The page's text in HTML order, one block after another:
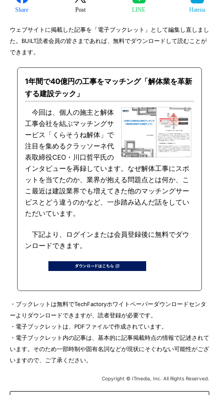
Share Post LINE Hatena
ウェブサイトに掲載した記事を「電子ブックレット」として編集し直しまし
た。BUILT読者会員の皆さまであれば、無料でダウンロードして読むことが
できます。
1年間で40億円の工事をマッチング「解体業を革新
する建設テック」
今回は、個人の施主と解体
工事会社を結ぶマッチングサ
ービス「くらそうね解体」で
注目を集めるクラッソーネ代
表取締役CEO・川口哲平氏の
インタビューを再録しています。なぜ解体工事にスポ
ットを当てたのか、業界が抱える問題点とは何か、こ
こ最近は建設業界でも増えてきた他のマッチングサー
ビスとどう違うのかなど、一歩踏み込んだ話をしてい
ただいています。
下記より、ログインまたは会員登録後に無料でダウ
ンロードできます。
・ブックレットは無料でTechFactoryホワイトペーパーダウンロードセンタ
ーよりダウンロードできますが、読者登録が必要です。
・電子ブックレットは、PDFファイルで作成されています。
・電子ブックレット内の記事は、基本的に記事掲載時点の情報で記述されて
います。そのため一部時制や固有名詞などが現状にそぐわない可能性がござ
いますので、ご了承ください。
Copyright © ITmedia, Inc. All Rights Reserved.